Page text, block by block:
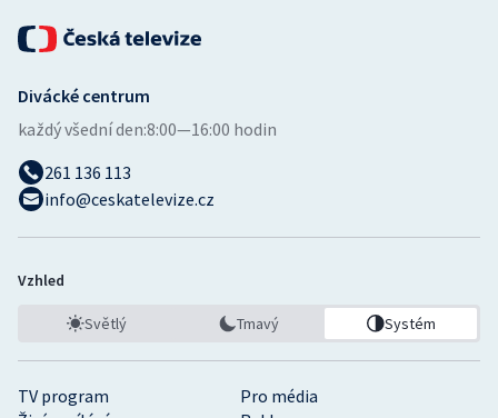
TV program
Pro média
Divácké centrum
každý všední den:8:00—16:00 hodin
261 136 113
info@ceskatelevize.cz
Vzhled
Světlý Tmavý Systém